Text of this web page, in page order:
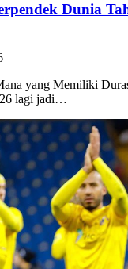
Dunia
yang Memiliki
lagi jadi…